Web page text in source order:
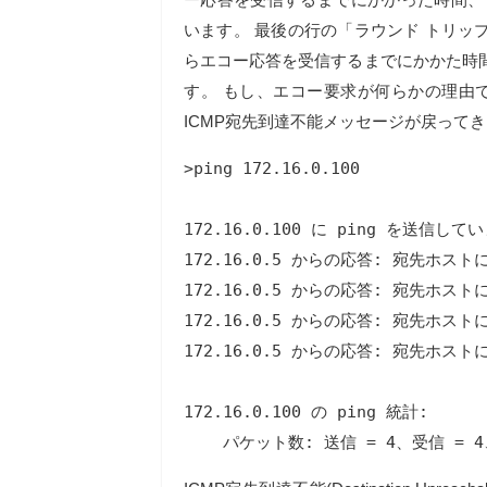
います。 最後の行の「ラウンド トリッ
らエコー応答を受信するまでにかかた
す。 もし、エコー要求が何らかの理由
ICMP宛先到達不能メッセージが戻って
>ping 172.16.0.100
172.16.0.100 に ping を送信してい
172.16.0.5 からの応答: 宛先ホストに
172.16.0.5 からの応答: 宛先ホストに
172.16.0.5 からの応答: 宛先ホストに
172.16.0.5 からの応答: 宛先ホストに
172.16.0.100 の ping 統計:
パケット数: 送信 = 4、受信 =